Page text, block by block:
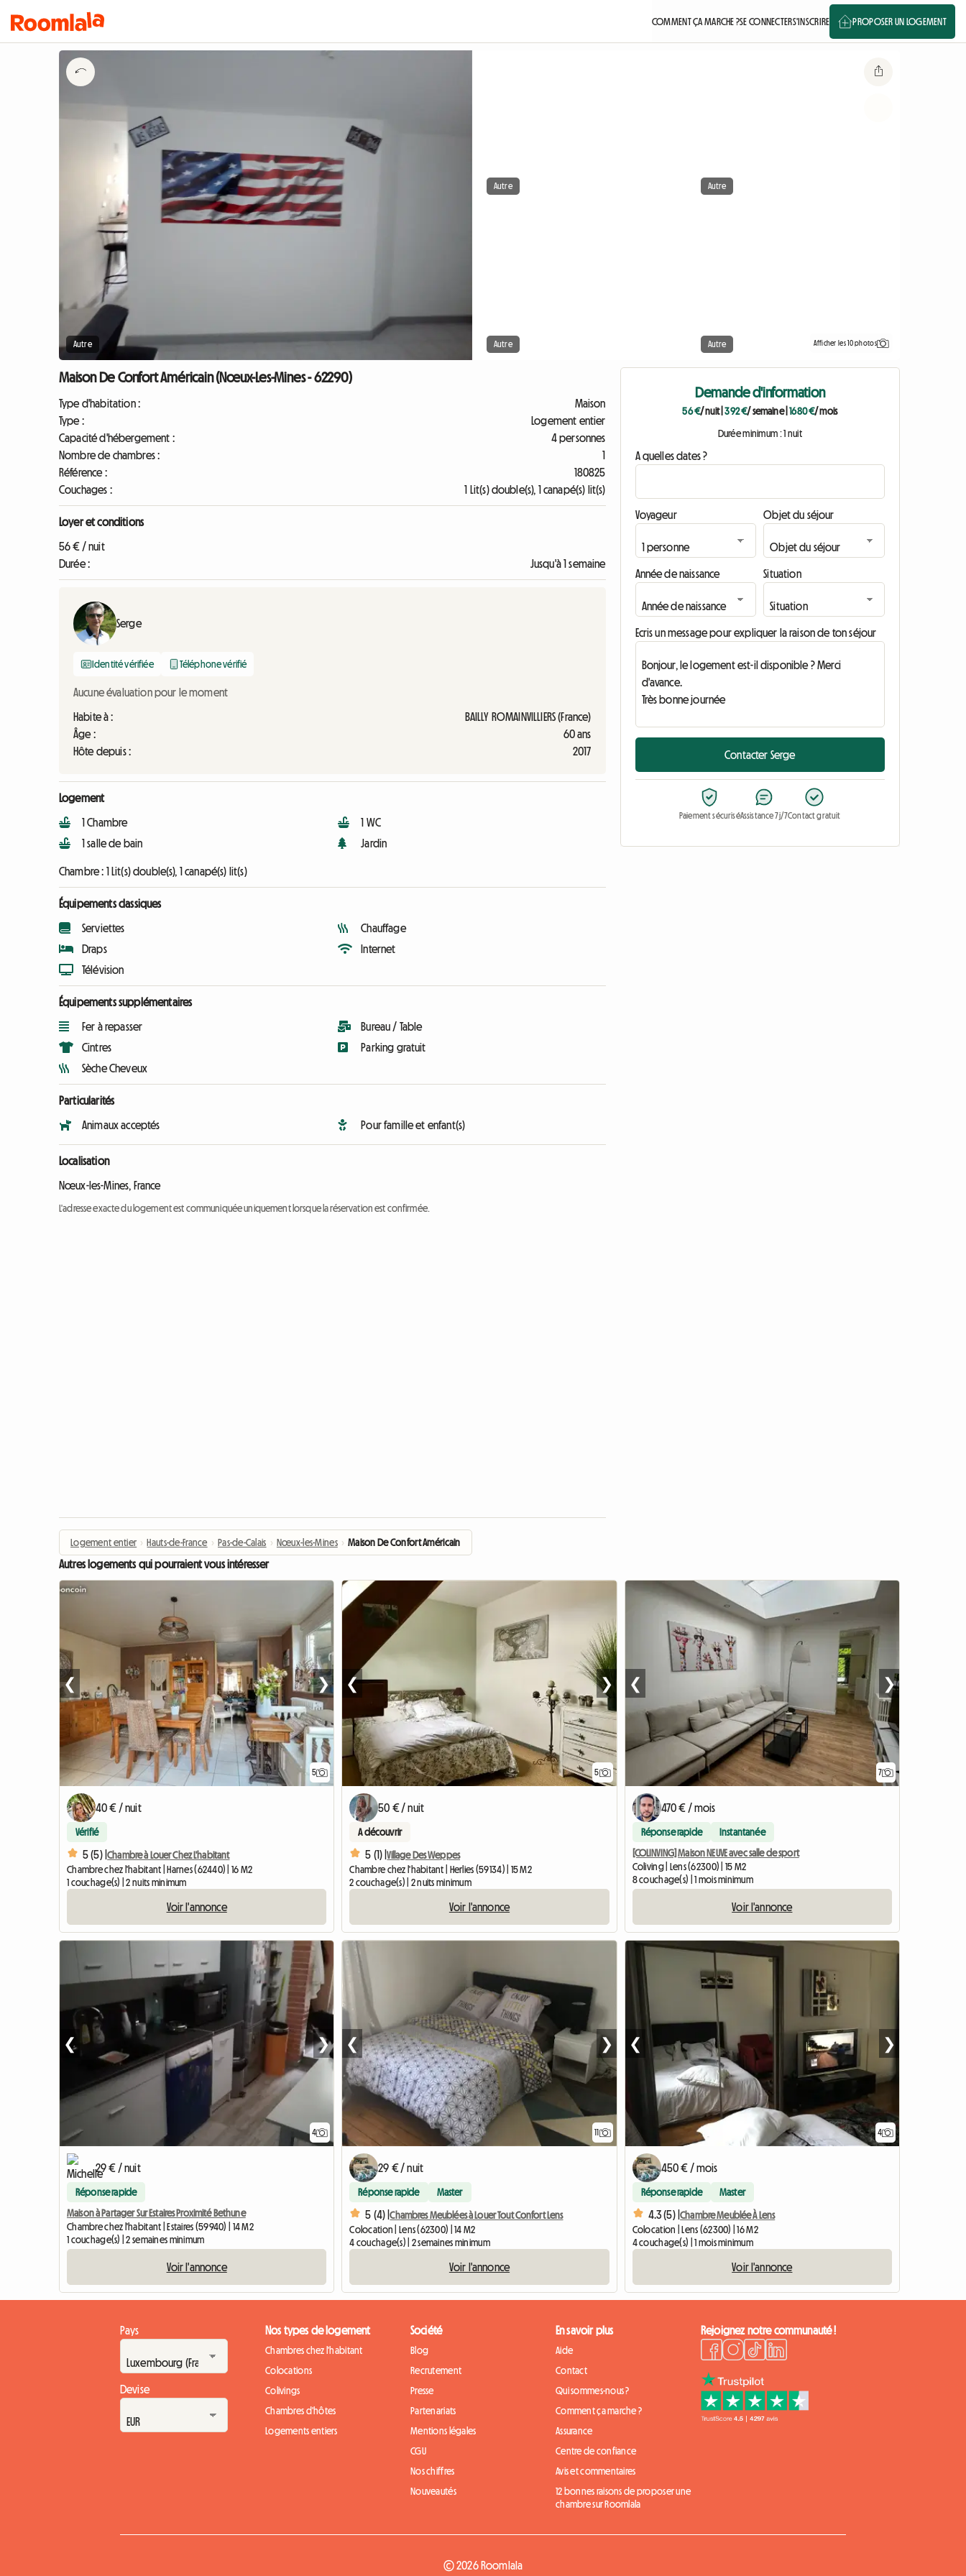
COMMENT ÇA MARCHE ?SE CONNECTERS'INSCRIRE PROPOSER UN LOGEMENT
Autre
Autre Autre
Autre Autre Afficher les 10 photos
Maison De Confort Américain (Nœux-Les-Mines - 62290)
Type d'habitation :
Maison
Type :
Logement entier
Capacité d'hébergement :
4 personnes
Nombre de chambres :
1
Référence :
180825
Couchages :
1 Lit(s) double(s), 1 canapé(s) lit(s)
Loyer et conditions
56 € / nuit
Durée :
Jusqu'à 1 semaine
Serge
Identité vérifiée Téléphone vérifié
Aucune évaluation pour le moment
Habite à :
BAILLY ROMAINVILLIERS (France)
Âge :
60 ans
Hôte depuis :
2017
Logement
1 Chambre
1 salle de bain
1 WC
Jardin
Chambre : 1 Lit(s) double(s), 1 canapé(s) lit(s)
Équipements classiques
Serviettes
Draps
Télévision
Chauffage
Internet
Équipements supplémentaires
Fer à repasser
Cintres
Sèche Cheveux
Bureau / Table
Parking gratuit
Particularités
Animaux acceptés Pour famille et enfant(s)
Localisation
Nœux-les-Mines, France
L'adresse exacte du logement est communiquée uniquement lorsque la réservation est confirmée.
Demande d'information
56 €/ nuit|392 €/ semaine|1680 €/ mois
Durée minimum : 1 nuit
A quelles dates ?
Voyageur Objet du séjour
Année de naissance Situation
Ecris un message pour expliquer la raison de ton séjour
Contacter Serge
Paiement sécuriséAssistance 7j/7Contact gratuit
Logement entier › Hauts-de-France › Pas-de-Calais › Nœux-les-Mines › Maison De Confort Américain
Autres logements qui pourraient vous intéresser
5
❮ ❯
40 € / nuit
Vérifié
5 (5) |Chambre à Louer Chez L'habitant
Chambre chez l'habitant | Harnes (62440) | 16 M2
1 couchage(s) | 2 nuits minimum
Voir l'annonce
5
❮ ❯
50 € / nuit
A découvrir
5 (1) |Village Des Weppes
Chambre chez l'habitant | Herlies (59134) | 15 M2
2 couchage(s) | 2 nuits minimum
Voir l'annonce
7
❮ ❯
470 € / mois
Réponse rapide Instantanée
[COLINVING] Maison NEUVE avec salle de sport
Coliving | Lens (62300) | 15 M2
8 couchage(s) | 1 mois minimum
Voir l'annonce
4
❮ ❯
29 € / nuit
Réponse rapide
Maison à Partager Sur Estaires Proximité Bethune
Chambre chez l'habitant | Estaires (59940) | 14 M2
1 couchage(s) | 2 semaines minimum
Voir l'annonce
11
❮ ❯
29 € / nuit
Réponse rapide Master
5 (4) |Chambres Meublées à Louer Tout Confort Lens
Colocation | Lens (62300) | 14 M2
4 couchage(s) | 2 semaines minimum
Voir l'annonce
4
❮ ❯
450 € / mois
Réponse rapide Master
4.3 (5) |Chambre Meublée À Lens
Colocation | Lens (62300) | 16 M2
4 couchage(s) | 1 mois minimum
Voir l'annonce
Pays
Devise
Nos types de logement
Chambres chez l'habitant
Colocations
Colivings
Chambres d'hôtes
Logements entiers
Société
Blog
Recrutement
Presse
Partenariats
Mentions légales
CGU
Nos chiffres
Nouveautés
En savoir plus
Aide
Contact
Qui sommes-nous ?
Comment ça marche ?
Assurance
Centre de confiance
Avis et commentaires
12 bonnes raisons de proposer une
chambre sur Roomlala
Rejoignez notre communauté !
© 2026 Roomlala